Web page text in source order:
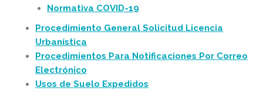
Normativa COVID-19
Procedimiento General Solicitud Licencia
Urbanística
Procedimientos Para Notificaciones Por Correo
Electrónico
Usos de Suelo Expedidos